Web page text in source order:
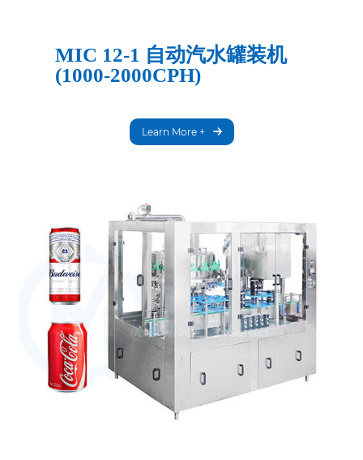
MIC 12-1 自动汽水罐装机
(1000-2000CPH)
Learn More +